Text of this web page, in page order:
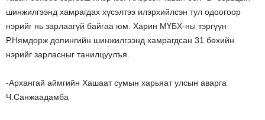
шинжилгээнд хамрагдах хүсэлтээ илэрхийлсэн тул одоогоор
нэрийг нь зарлаагүй байгаа юм. Харин МҮБХ-ны тэргүүн
Р.Нямдорж допингийн шинжилгээнд хамрагдсан 31 бөхийн
нэрийг зарласныг танилцуулъя.
-Архангай аймгийн Хашаат сумын харьяат улсын аварга
Ч.Санжаадамба